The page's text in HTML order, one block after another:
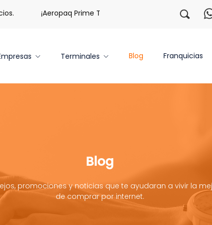
¡Aeropaq Prime TE DA MÁS! ¡Regístrate con
Terminales Blog Franquicias
Blog
promociones y noticias que te ayudaran a vivir la
de comprar por internet.